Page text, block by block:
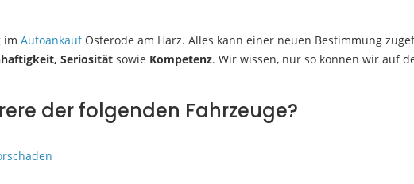
im AutoankaufOsterode am Harz. Alles kann einer neuen Bestimmung
Seriosität sowie Kompetenz. Wir wissen, nur so können wir auf
der folgenden Fahrzeuge?